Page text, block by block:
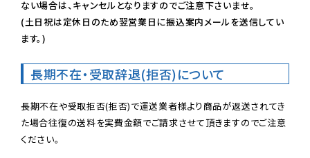
ない場合は、キャンセルとなりますのでご注意下さいませ。
(土日祝は定休日のため翌営業日に振込案内メールを送信してい
ます。)
長期不在・受取辞退(拒否)について
長期不在や受取拒否(拒否)で運送業者様より商品が返送されてき
た場合往復の送料を実費金額でご請求させて頂きますのでご注意
ください。